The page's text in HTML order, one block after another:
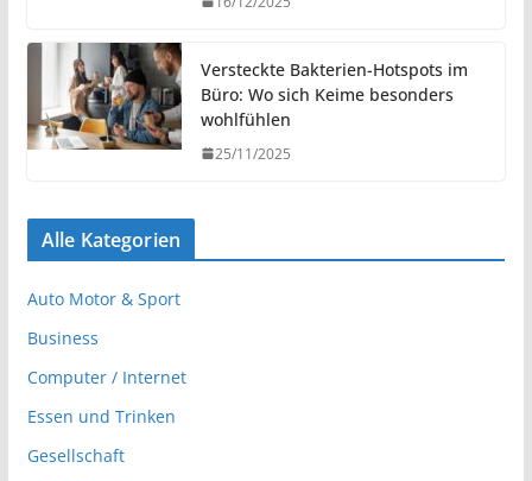
Versteckte Bakterien-Hotspots im
Büro: Wo sich Keime besonders
wohlfühlen
25/11/2025
Alle Kategorien
Auto Motor & Sport
Business
Computer / Internet
Essen und Trinken
Gesellschaft